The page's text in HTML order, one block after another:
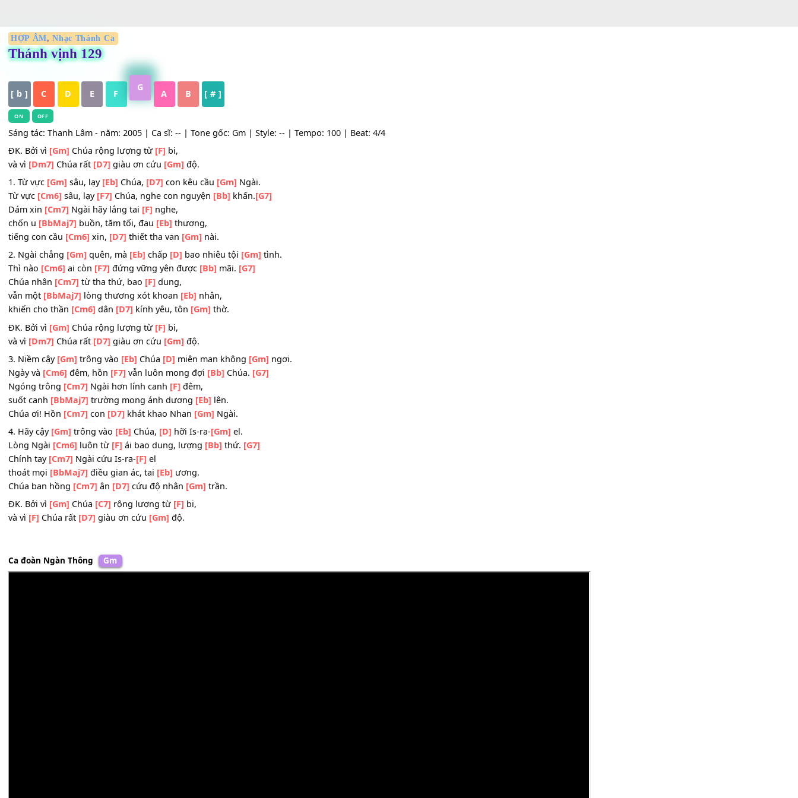
Thánh vịnh 129
[ b ] C D E F A B [ # ]
ON
Sáng tác: Thanh Lâm - năm: 2005 | Ca sĩ: -- | Tone gốc: Gm | Style: -- | Tempo: 100 | Beat: 4/4
ĐK. Bởi vì[Gm]Chúa rộng lượng từ[F]bi,
và vì[Dm7]Chúa rất[D7]giàu ơn cứu
1. Từ vực [Gm]sâu, lạy[Eb]Chúa, [D7] con kêu cầu
[Cm6]
Dám xin
[Cm7] Ngài hãy lắng tai [F] nghe,
chốn u[BbMaj7]buồn, tăm tối, đau[Eb]
thương,
tiếng con cầu[Cm6]xin,[D7]thiết tha van[Gm]
2. Ngài chẳng[Gm] quên, mà[Eb]chấp [D]bao nhiêu tội
Thì nào[Cm6] ai còn[F7]đứng vững yên được
Chúa nhân[Cm7]từ tha thứ, bao[F]dung,
vẫn một[BbMaj7]lòng thương xót khoan [Eb] nhân,
khiến cho thần[Cm6]dân[D7]kính yêu, tôn[Gm]thờ.
ĐK. Bởi vì[Gm]Chúa rộng lượng từ[F]bi,
và vì
[Dm7] Chúa rất [D7]giàu ơn cứu [Gm] độ.
3. Niềm cậy[Gm]trông vào[Eb]Chúa[D]miên man không
Ngày và[Cm6]đêm, hồn [F7]vẫn luôn mong đợi[Bb]Chúa.
Ngóng trông[Cm7]Ngài hơn lính canh
suốt canh[BbMaj7]trường mong ánh dương
Chúa ơi! Hồn [Cm7] con[D7]khát khao Nhan[Gm]
4. Hãy cậy[Gm]trông vào[Eb]Chúa,[D]hỡi Is-ra-
Lòng Ngài[Cm6]luôn từ[F]ái bao dung, lượng
thoát mọi [BbMaj7] điều gian ác, tai
Chúa ban hồng[Cm7]ân[D7]cứu độ nhân[Gm]trần.